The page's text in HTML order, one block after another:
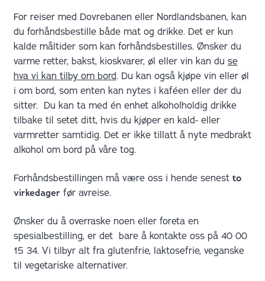
For reiser med Dovrebanen eller Nordlandsbanen, kan
du forhåndsbestille både mat og drikke. Det er kun
kalde måltider som kan forhåndsbestilles. Ønsker du
varme retter, bakst, kioskvarer, øl eller vin kan du se
hva vi kan tilby om bord. Du kan også kjøpe vin eller øl
i om bord, som enten kan nytes i kaféen eller der du
sitter. Du kan ta med én enhet alkoholholdig drikke
tilbake til setet ditt, hvis du kjøper en kald- eller
varmretter samtidig. Det er ikke tillatt å nyte medbrakt
alkohol om bord på våre tog.
Forhåndsbestillingen må være oss i hende senest to
virkedager før avreise.
Ønsker du å overraske noen eller foreta en
spesialbestilling, er det bare å kontakte oss på 40 00
15 34. Vi tilbyr alt fra glutenfrie, laktosefrie, veganske
til vegetariske alternativer.